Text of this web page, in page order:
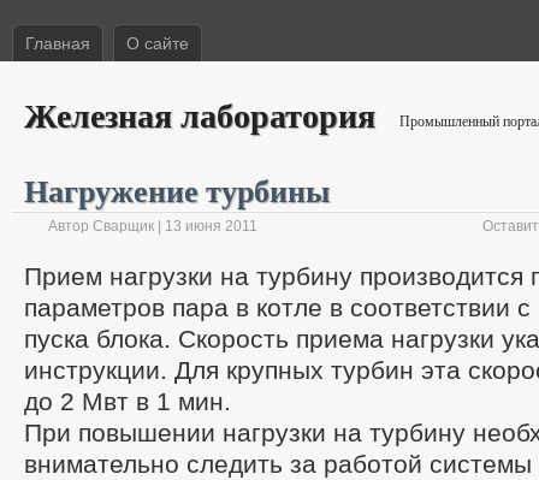
Главная О сайте
Железная лаборатория Промышленный
Нагружение турбины
Автор Сварщик | 13 июня 2011
Прием нагрузки на турбину производится
параметров пара в котле в соответствии
пуска блока. Скорость приема нагрузки
инструкции. Для крупных турбин эта
до 2 Мвт в 1 мин.
При повышении нагрузки на турбину
внимательно следить за работой